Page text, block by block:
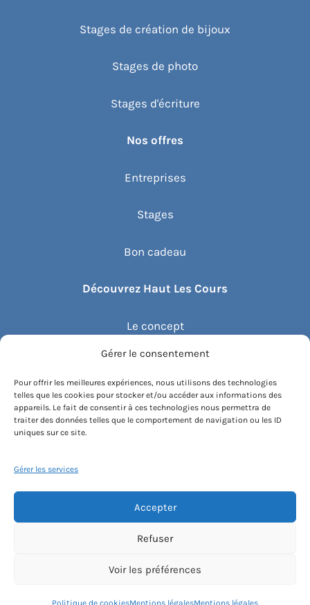
Gérer le consentement
Pour offrir les meilleures expériences, nous utilisons des technologies
telles que les cookies pour stocker et/ou accéder aux informations des
appareils. Le fait de consentir à ces technologies nous permettra de
traiter des données telles que le comportement de navigation ou les ID
uniques sur ce site.
Gérer les services
Accepter
Refuser
Voir les préférences
Politique de cookiesMentions légalesMentions légales
Stages de création de bijoux
Stages de photo
Stages d'écriture
Nos offres
Entreprises
Stages
Bon cadeau
Découvrez Haut Les Cours
Le concept
Blog
Conditions générales de vente
Mentions légales